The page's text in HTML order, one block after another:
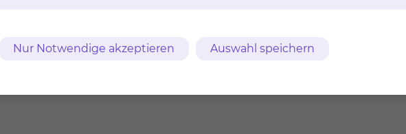
Herz-, Thorax- &
Tel.:+49 531 595 2213
Nur Notwendige akzeptieren Auswahl speichern